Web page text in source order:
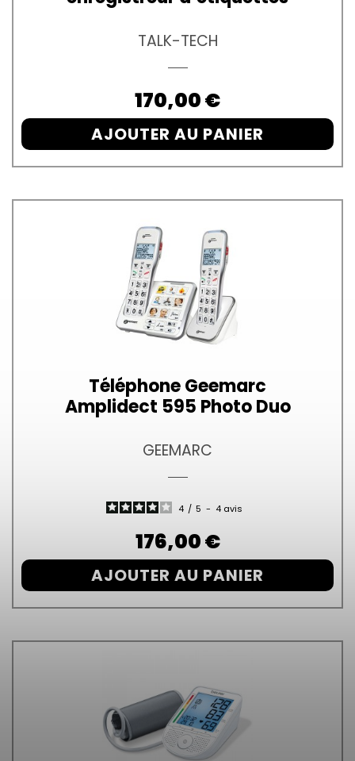
TALK-TECH
Prix
170,00 €
AJOUTER AU PANIER
Téléphone Geemarc
Amplidect 595 Photo Duo
GEEMARC
4 / 5 - 4 avis
Prix
176,00 €
AJOUTER AU PANIER